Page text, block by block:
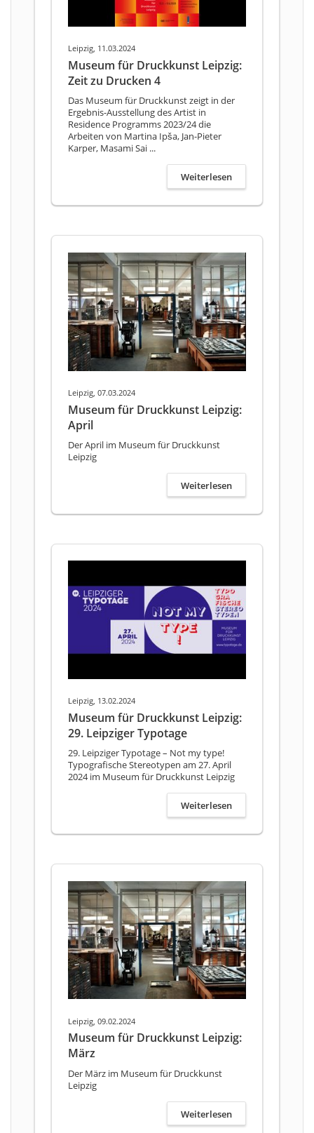
Leipzig, 11.03.2024
Museum für Druckkunst Leipzig:
Zeit zu Drucken 4
Das Museum für Druckkunst zeigt in der
Ergebnis-Ausstellung des Artist in
Residence Programms 2023/24 die
Arbeiten von Martina Ipša, Jan-Pieter
Karper, Masami Sai ...
Weiterlesen
Leipzig, 07.03.2024
Museum für Druckkunst Leipzig:
April
Der April im Museum für Druckkunst
Leipzig
Weiterlesen
Leipzig, 13.02.2024
Museum für Druckkunst Leipzig:
29. Leipziger Typotage
29. Leipziger Typotage – Not my type!
Typografische Stereotypen am 27. April
2024 im Museum für Druckkunst Leipzig
Weiterlesen
Leipzig, 09.02.2024
Museum für Druckkunst Leipzig:
März
Der März im Museum für Druckkunst
Leipzig
Weiterlesen